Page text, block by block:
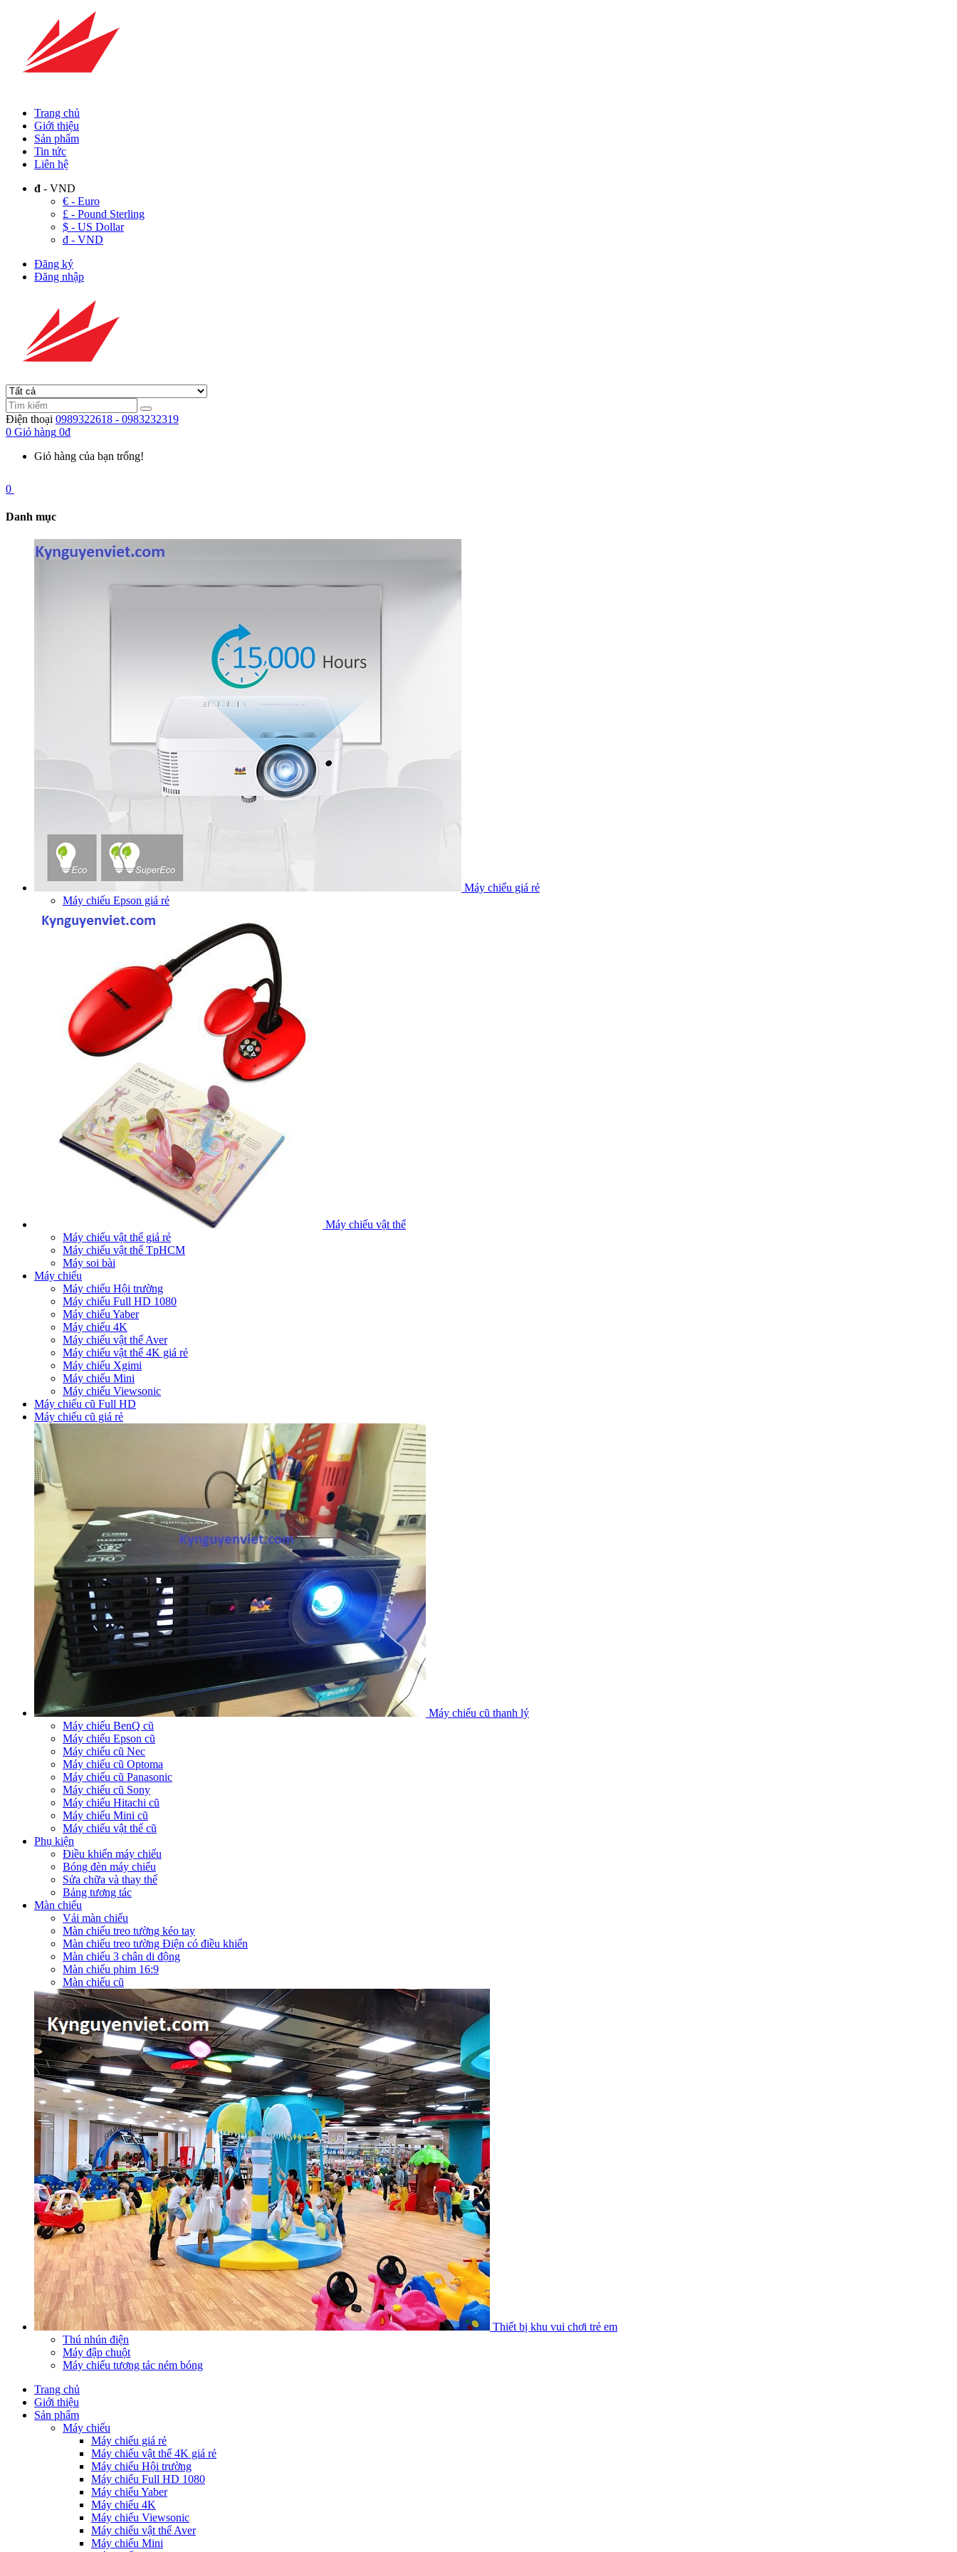
Trang chủ
Giới thiệu
Sản phẩm
Tin tức
Liên hệ
đ - VND
€ - Euro
£ - Pound Sterling
$ - US Dollar
đ - VND
Đăng ký
Đăng nhập
Điện thoại 0989322618 - 0983232319
0 Giỏ hàng 0đ
Giỏ hàng của bạn trống!
0
Danh mục
Máy chiếu giá rẻ
Máy chiếu Epson giá rẻ
Máy chiếu vật thể
Máy chiếu vật thể giá rẻ
Máy chiếu vật thể TpHCM
Máy soi bài
Máy chiếu
Máy chiếu Hội trường
Máy chiếu Full HD 1080
Máy chiếu Yaber
Máy chiếu 4K
Máy chiếu vật thể Aver
Máy chiếu vật thể 4K giá rẻ
Máy chiếu Xgimi
Máy chiếu Mini
Máy chiếu Viewsonic
Máy chiếu cũ Full HD
Máy chiếu cũ giá rẻ
Máy chiếu cũ thanh lý
Máy chiếu BenQ cũ
Máy chiếu Epson cũ
Máy chiếu cũ Nec
Máy chiếu cũ Optoma
Máy chiếu cũ Panasonic
Máy chiếu cũ Sony
Máy chiếu Hitachi cũ
Máy chiếu Mini cũ
Máy chiếu vật thể cũ
Phụ kiện
Điều khiển máy chiếu
Bóng đèn máy chiếu
Sửa chữa và thay thế
Bảng tương tác
Màn chiếu
Vải màn chiếu
Màn chiếu treo tường kéo tay
Màn chiếu treo tường Điện có điều khiển
Màn chiếu 3 chân di động
Màn chiếu phim 16:9
Màn chiếu cũ
Thiết bị khu vui chơi trẻ em
Thú nhún điện
Máy đập chuột
Máy chiếu tương tác ném bóng
Trang chủ
Giới thiệu
Sản phẩm
Máy chiếu
Máy chiếu giá rẻ
Máy chiếu vật thể 4K giá rẻ
Máy chiếu Hội trường
Máy chiếu Full HD 1080
Máy chiếu Yaber
Máy chiếu 4K
Máy chiếu Viewsonic
Máy chiếu vật thể Aver
Máy chiếu Mini